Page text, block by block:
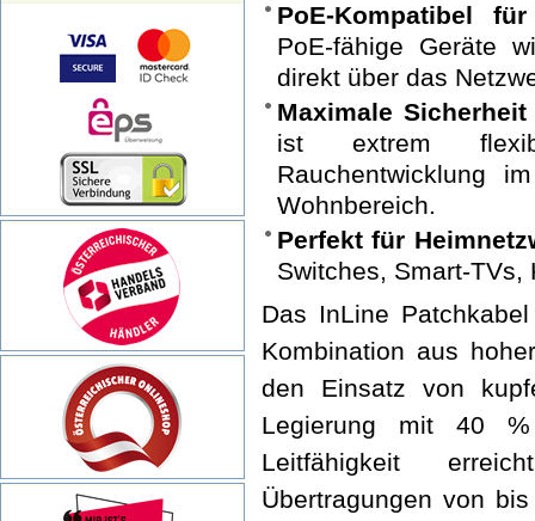
PoE-Kompatibel
PoE-fähige Geräte
direkt über das
Maximale
ist extrem
Rauchentwicklung
Wohnbereich.
Perfekt für
Switches, Smart-TVs,
Das InLine
Kombination aus
den Einsatz von
Legierung mit 40 %
Leitfähigkeit
Übertragungen von